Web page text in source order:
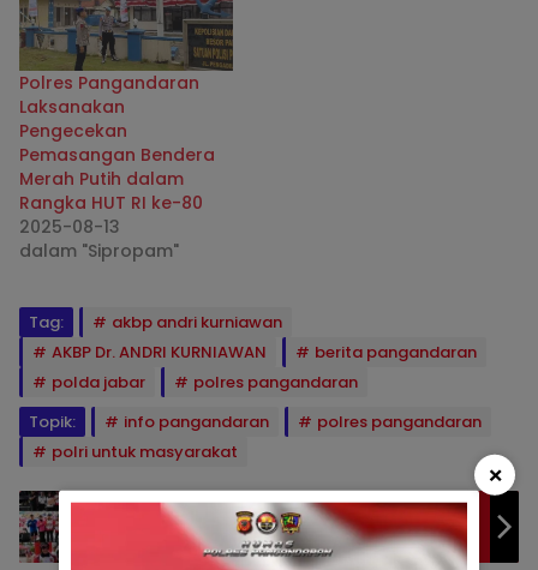
Polres Pangandaran
Laksanakan
Pengecekan
Pemasangan Bendera
Merah Putih dalam
Rangka HUT RI ke-80
2025-08-13
dalam "Sipropam"
Tag:
akbp andri kurniawan
AKBP Dr. ANDRI KURNIAWAN
berita pangandaran
polda jabar
polres pangandaran
Topik:
info pangandaran
polres pangandaran
polri untuk masyarakat
GEBYAR MERAH PUTIH POLRES
PANGANDARAN MERIAHKAN HUT RI KE-80
×